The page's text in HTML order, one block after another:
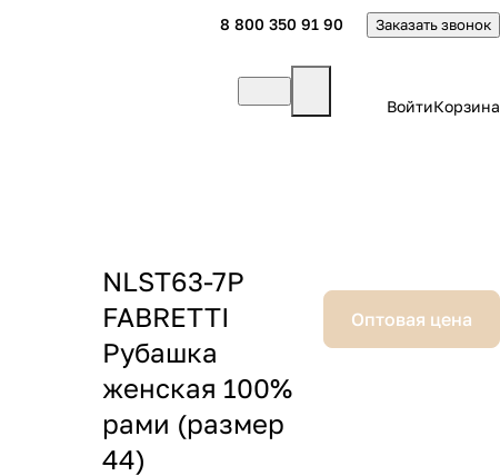
8 800 350 91 90 Заказать звонок
ВойтиКорзина
NLST63-7P
FABRETTI
Рубашка
женская 100%
рами (размер
44)
Оптовая цена